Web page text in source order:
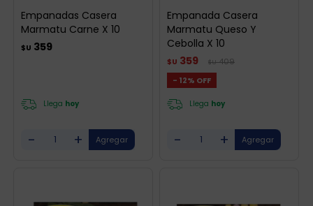
Empanadas Casera
Marmatu Carne X 10
$U 359
Llega hoy
- +
Empanada Casera
Marmatu Queso Y
Cebolla X 10
$U 359 $U 409
12
Llega hoy
- +